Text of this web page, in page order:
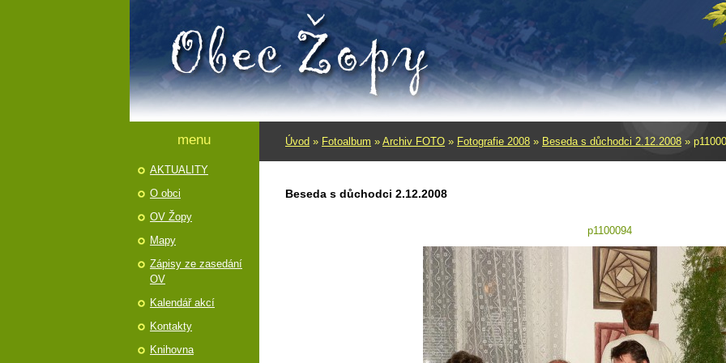
Úvod » Fotoalbum » Archiv FOTO » Fotografie 2008 » Beseda s důchodci 2.12.2008 »
Beseda s důchodci 2.12.2008
p1100094
menu
AKTUALITY
O obci
OV Žopy
Mapy
Zápisy ze zasedání
OV
Kalendář akcí
Kontakty
Knihovna